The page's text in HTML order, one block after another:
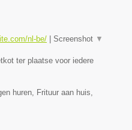
nl-be/ Screenshot ▼
ter plaatse voor iedere
huren, Frituur aan huis,